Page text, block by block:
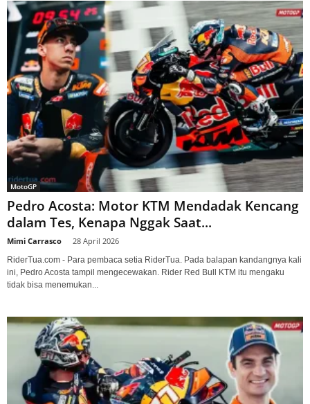
MotoGP
Pedro Acosta: Motor KTM Mendadak Kencang
dalam Tes, Kenapa Nggak Saat...
Mimi Carrasco 28 April 2026
RiderTua.com - Para pembaca setia RiderTua. Pada balapan kandangnya kali
ini, Pedro Acosta tampil mengecewakan. Rider Red Bull KTM itu mengaku
tidak bisa menemukan...